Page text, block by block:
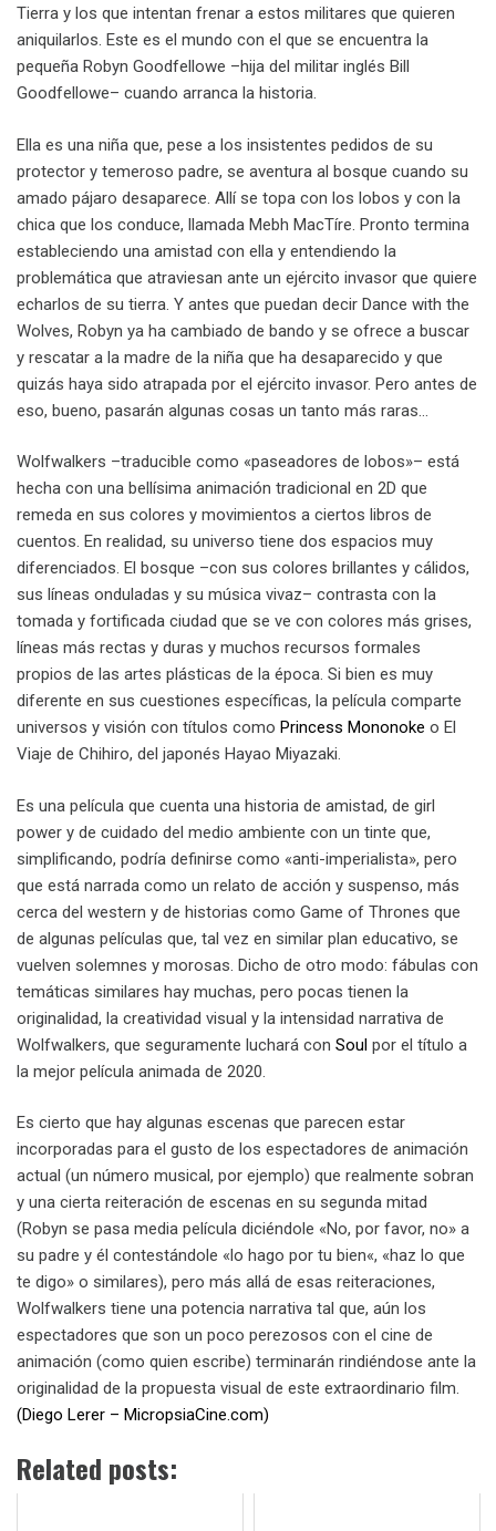
Tierra y los que intentan frenar a estos militares que quieren
aniquilarlos. Este es el mundo con el que se encuentra la
pequeña Robyn Goodfellowe –hija del militar inglés Bill
Goodfellowe– cuando arranca la historia.
Ella es una niña que, pese a los insistentes pedidos de su
protector y temeroso padre, se aventura al bosque cuando su
amado pájaro desaparece. Allí se topa con los lobos y con la
chica que los conduce, llamada Mebh MacTíre. Pronto termina
estableciendo una amistad con ella y entendiendo la
problemática que atraviesan ante un ejército invasor que quiere
echarlos de su tierra. Y antes que puedan decir Dance with the
Wolves, Robyn ya ha cambiado de bando y se ofrece a buscar
y rescatar a la madre de la niña que ha desaparecido y que
quizás haya sido atrapada por el ejército invasor. Pero antes de
eso, bueno, pasarán algunas cosas un tanto más raras…
Wolfwalkers –traducible como «paseadores de lobos»– está
hecha con una bellísima animación tradicional en 2D que
remeda en sus colores y movimientos a ciertos libros de
cuentos. En realidad, su universo tiene dos espacios muy
diferenciados. El bosque –con sus colores brillantes y cálidos,
sus líneas onduladas y su música vivaz– contrasta con la
tomada y fortificada ciudad que se ve con colores más grises,
líneas más rectas y duras y muchos recursos formales
propios de las artes plásticas de la época. Si bien es muy
diferente en sus cuestiones específicas, la película comparte
universos y visión con títulos como Princess Mononoke o El
Viaje de Chihiro, del japonés Hayao Miyazaki.
Es una película que cuenta una historia de amistad, de girl
power y de cuidado del medio ambiente con un tinte que,
simplificando, podría definirse como «anti-imperialista», pero
que está narrada como un relato de acción y suspenso, más
cerca del western y de historias como Game of Thrones que
de algunas películas que, tal vez en similar plan educativo, se
vuelven solemnes y morosas. Dicho de otro modo: fábulas con
temáticas similares hay muchas, pero pocas tienen la
originalidad, la creatividad visual y la intensidad narrativa de
Wolfwalkers, que seguramente luchará con Soul por el título a
la mejor película animada de 2020.
Es cierto que hay algunas escenas que parecen estar
incorporadas para el gusto de los espectadores de animación
actual (un número musical, por ejemplo) que realmente sobran
y una cierta reiteración de escenas en su segunda mitad
(Robyn se pasa media película diciéndole «No, por favor, no» a
su padre y él contestándole «lo hago por tu bien«, «haz lo que
te digo» o similares), pero más allá de esas reiteraciones,
Wolfwalkers tiene una potencia narrativa tal que, aún los
espectadores que son un poco perezosos con el cine de
animación (como quien escribe) terminarán rindiéndose ante la
originalidad de la propuesta visual de este extraordinario film.
(Diego Lerer – MicropsiaCine.com)
Related posts: